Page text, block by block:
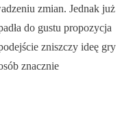
zmian. Jednak już
do gustu propozycja
zniszczy ideę gry
znacznie